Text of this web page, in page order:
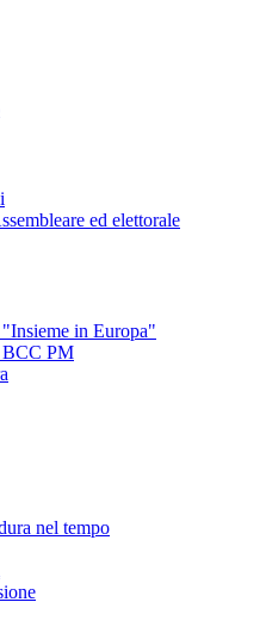
ed elettorale
in Europa"
BCC PM
nel tempo